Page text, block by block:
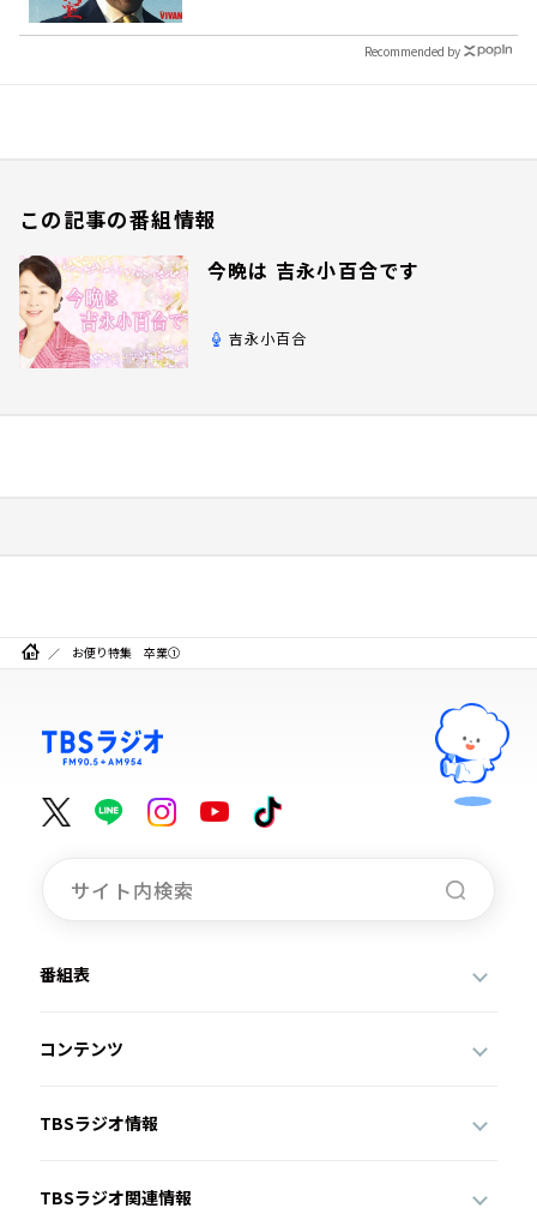
Recommended by
この記事の番組情報
今晩は 吉永小百合です
吉永小百合
お便り特集 卒業①
番組表
コンテンツ
TBSラジオ情報
TBSラジオ関連情報